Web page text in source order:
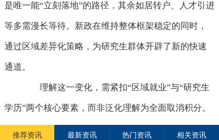
是唯一能“立刻落地”的路径，其余如居转户、人才引进
等多需漫长等待。新政在维持整体框架稳定的同时，
通过区域差异化策略，为研究生群体开辟了新的快速
通道。
理解这一变化，需紧扣“区域就业”与“研究生
学历”两个核心要素，而非泛化理解为全面取消积分。
推荐资讯 最新资讯 热门资讯 相关资讯